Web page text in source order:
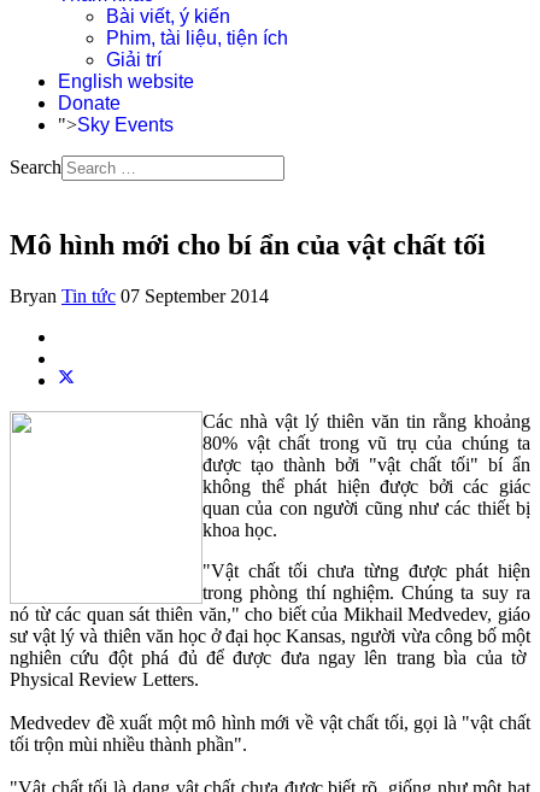
Bài viết, ý kiến
Phim, tài liệu, tiện ích
Giải trí
English website
Donate
">Sky Events
Search
Mô hình mới cho bí ẩn của vật chất tối
Bryan Tin tức 07 September 2014
Các nhà vật lý thiên văn tin rằng khoảng
80% vật chất trong vũ trụ của chúng ta
được tạo thành bởi "vật chất tối" bí ẩn
không thể phát hiện được bởi các giác
quan của con người cũng như các thiết bị
khoa học.
"Vật chất tối chưa từng được phát hiện
trong phòng thí nghiệm. Chúng ta suy ra
nó từ các quan sát thiên văn," cho biết của Mikhail Medvedev, giáo
sư vật lý và thiên văn học ở đại học Kansas, người vừa công bố một
nghiên cứu đột phá đủ để được đưa ngay lên trang bìa của tờ
Physical Review Letters.
Medvedev đề xuất một mô hình mới về vật chất tối, gọi là "vật chất
tối trộn mùi nhiều thành phần".
"Vật chất tối là dạng vật chất chưa được biết rõ, giống như một hạt